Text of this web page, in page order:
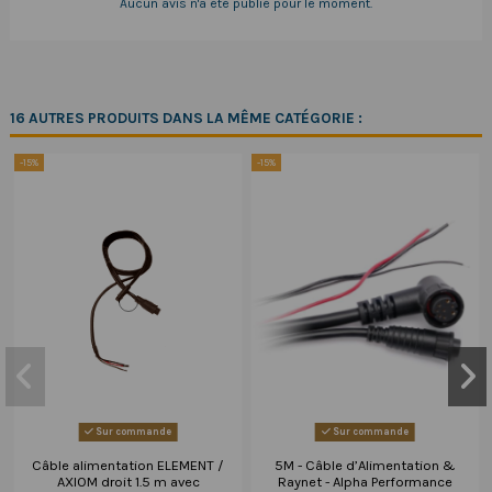
Aucun avis n'a été publié pour le moment.
16 AUTRES PRODUITS DANS LA MÊME CATÉGORIE :
-15%
Sur commande
Câble alimentation ELEMENT /
AXIOM droit 1.5 m avec
-15%
Sur commande
5M - Câble d’Alimentation &
Raynet - Alpha Performance